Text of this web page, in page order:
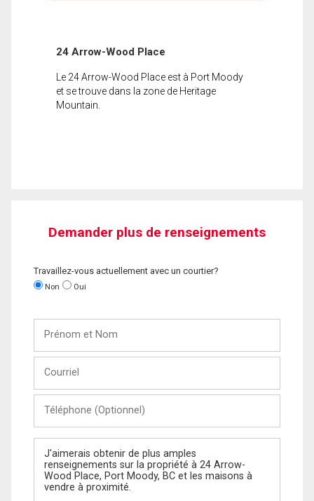
24 Arrow-Wood Place
Le 24 Arrow-Wood Place est à Port Moody
et se trouve dans la zone de Heritage
Mountain.
Demander plus de renseignements
Travaillez-vous actuellement avec un courtier?
Non Oui
Nom
(Optionnel)
Message